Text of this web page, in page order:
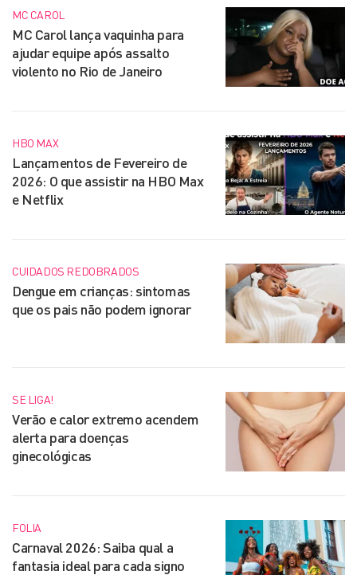
MC CAROL
MC Carol lança vaquinha para
ajudar equipe após assalto
violento no Rio de Janeiro
HBO MAX
Lançamentos de Fevereiro de
2026: O que assistir na HBO Max
e Netflix
CUIDADOS REDOBRADOS
Dengue em crianças: sintomas
que os pais não podem ignorar
SE LIGA!
Verão e calor extremo acendem
alerta para doenças
ginecológicas
FOLIA
Carnaval 2026: Saiba qual a
fantasia ideal para cada signo